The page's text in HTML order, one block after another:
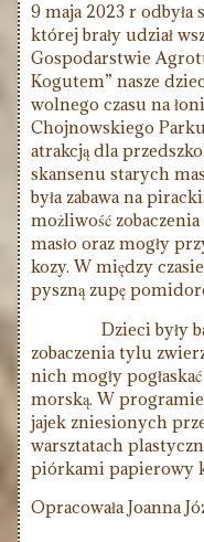
9 maja 2023 r odbyła
której brały udział
Gospodarstwie
Kogutem” nasze
wolnego czasu na
Chojnowskiego
atrakcją dla
skansenu starych
była zabawa na
możliwość
masło oraz mogły
kozy. W między
pyszną zupę
Dzieci były
zobaczenia tylu
nich mogły
morską. W
jajek zniesionych
warsztatach
piórkami papierowy
Opracowała Joanna